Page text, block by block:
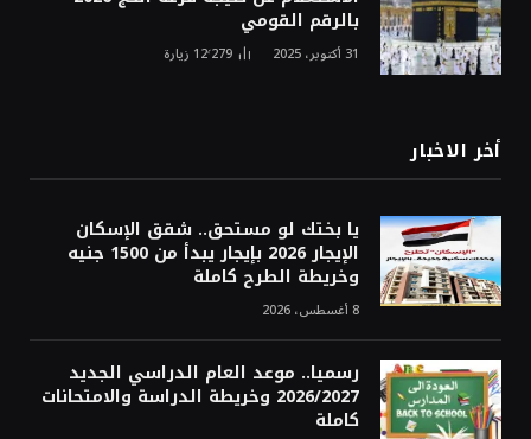
بالرقم القومي
31 أكتوبر، 2025 12٬279 زيارة
أخر الاخبار
يا بختك لو مستحق.. شقق الإسكان
الإيجار 2026 بإيجار يبدأ من 1500 جنيه
وخريطة الطرح كاملة
8 أغسطس، 2026
رسميا.. موعد العام الدراسي الجديد
2026/2027 وخريطة الدراسة والامتحانات
كاملة